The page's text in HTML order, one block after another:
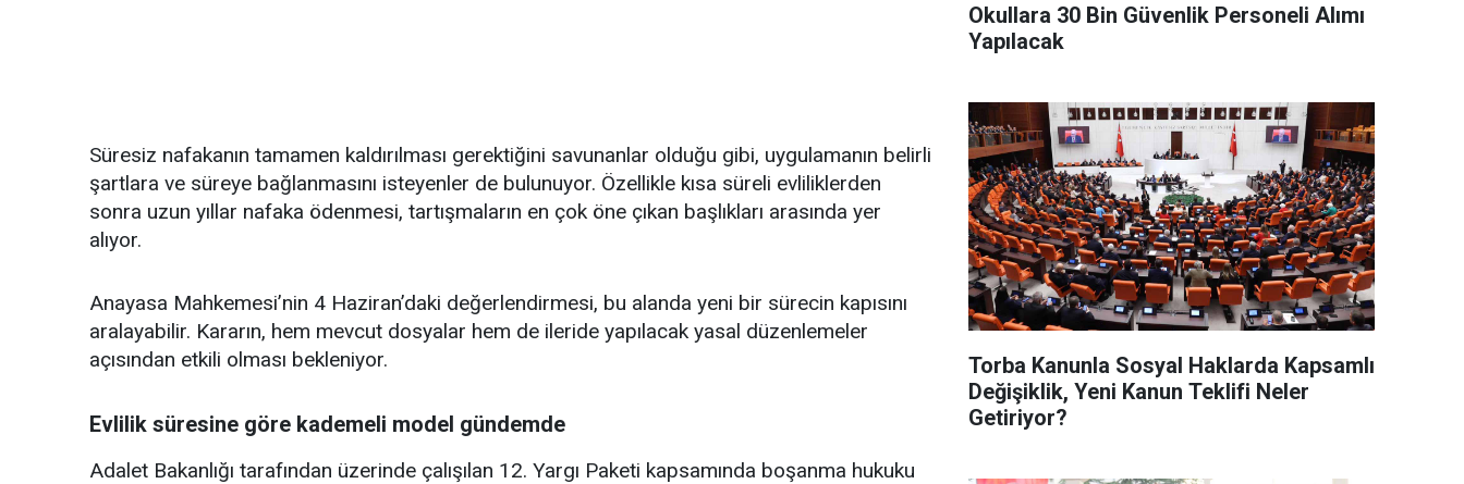
Süresiz nafakanın tamamen kaldırılması gerektiğini savunanlar olduğu gibi, uygulamanın belirli
şartlara ve süreye bağlanmasını isteyenler de bulunuyor. Özellikle kısa süreli evliliklerden
sonra uzun yıllar nafaka ödenmesi, tartışmaların en çok öne çıkan başlıkları arasında yer
alıyor.
Anayasa Mahkemesi’nin 4 Haziran’daki değerlendirmesi, bu alanda yeni bir sürecin kapısını
aralayabilir. Kararın, hem mevcut dosyalar hem de ileride yapılacak yasal düzenlemeler
açısından etkili olması bekleniyor.
Evlilik süresine göre kademeli model gündemde
Adalet Bakanlığı tarafından üzerinde çalışılan 12. Yargı Paketi kapsamında boşanma hukuku
Okullara 30 Bin Güvenlik Personeli Alımı
Yapılacak
Torba Kanunla Sosyal Haklarda Kapsamlı
Değişiklik, Yeni Kanun Teklifi Neler
Getiriyor?